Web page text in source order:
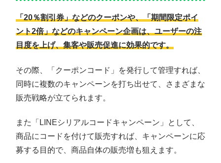
「20％割引券」などのクーポンや、「期間限定ポイ
ント2倍」などのキャンペーン企画は、ユーザーの注
目度を上げ、集客や販売促進に効果的です。
その際、「クーポンコード」を発行して管理すれば、
同時に複数のキャンペーンを打ち出せて、さまざまな
販売戦略が立てられます。
また「LINEシリアルコードキャンペーン」として、
商品にコードを付けて販売すれば、キャンペーンに応
募する目的で、商品自体の販売増も狙えます。